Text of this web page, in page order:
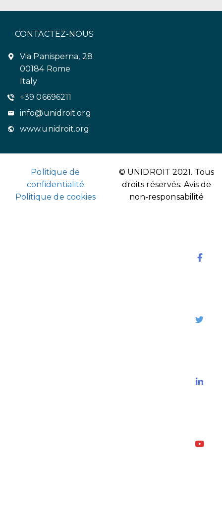
CONTACTEZ-NOUS
Via Panisperna, 28
00184 Rome
Italy
+39 06696211
info@unidroit.org
www.unidroit.org
Politique de
confidentialité
Politique de cookies
© UNIDROIT 2021. Tous
droits réservés. Avis de
non-responsabilité